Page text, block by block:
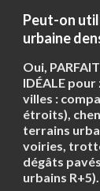
Peut-on
urbaine
Oui,
IDÉALE
villes :
étroits),
terrains
voiries,
dégâts
urbains